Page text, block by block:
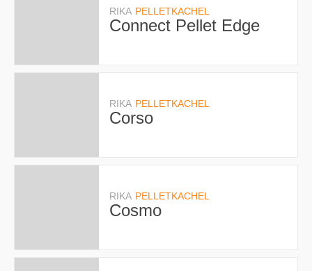
RIKA PELLETKACHEL
Connect Pellet Edge
RIKA PELLETKACHEL
Corso
RIKA PELLETKACHEL
Cosmo